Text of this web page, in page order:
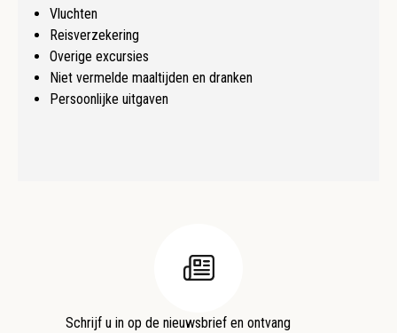
Vluchten
Reisverzekering
Overige excursies
Niet vermelde maaltijden en dranken
Persoonlijke uitgaven
Schrijf u in op de nieuwsbrief en ontvang